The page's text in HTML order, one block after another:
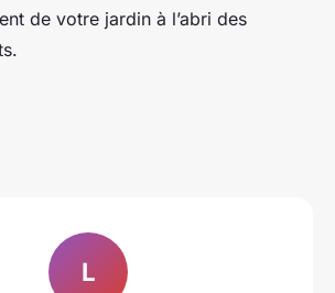
de votre jardin à l’abri des
L